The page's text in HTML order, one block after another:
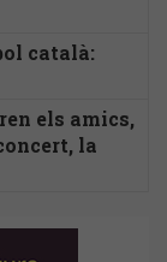
català:
els amics,
la